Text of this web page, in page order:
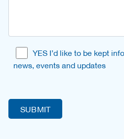
YES I’d like to be kept
news, events and updates